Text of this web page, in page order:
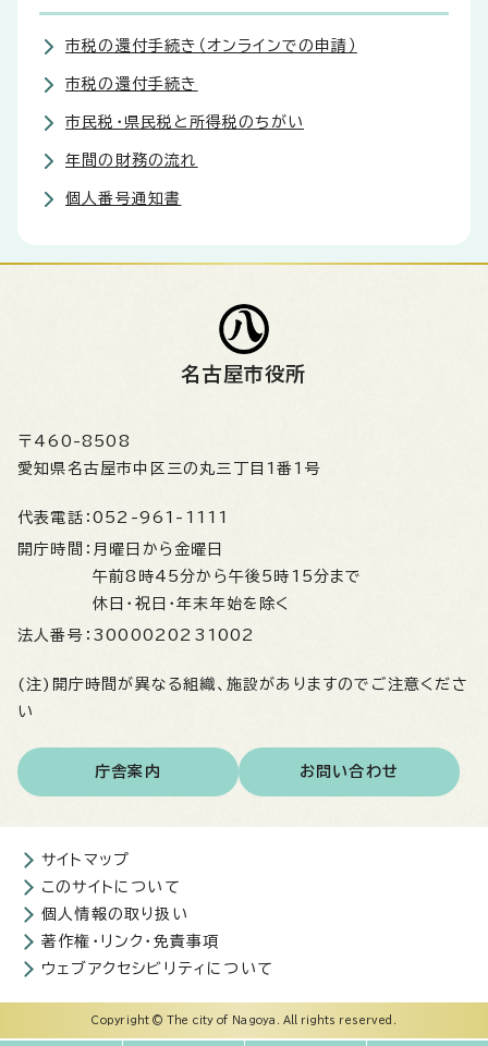
市税の還付手続き（オンラインでの申請）
市税の還付手続き
市民税・県民税と所得税のちがい
年間の財務の流れ
個人番号通知書
名古屋市役所
〒460-8508
愛知県名古屋市中区三の丸三丁目1番1号
代表電話： 052-961-1111
開庁時間： 月曜日から金曜日
午前8時45分から午後5時15分まで
休日・祝日・年末年始を除く
法人番号： 3000020231002
(注)開庁時間が異なる組織、施設がありますのでご注意くださ
い
庁舎案内 お問い合わせ
サイトマップ
このサイトについて
個人情報の取り扱い
著作権・リンク・免責事項
ウェブアクセシビリティについて
Copyright © The city of Nagoya. All rights reserved.